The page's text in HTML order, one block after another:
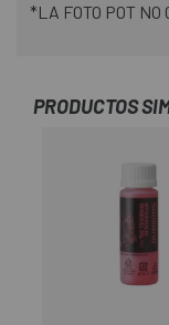
*LA FOTO POT
PRODUCTOS